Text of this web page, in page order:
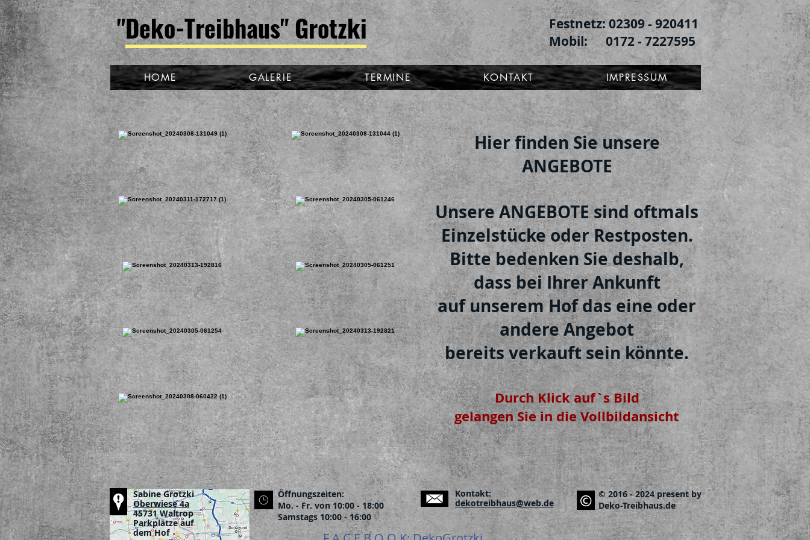
"Deko-Treibhaus" Grotzki
Festnetz: 02309 - 920411
Mobil: 0172 - 7227595
HOME GALERIE TERMINE KONTAKT IMPRESSUM
Hier finden Sie unsere
ANGEBOTE
Unsere ANGEBOTE sind oftmals
Einzelstücke oder Restposten.
Bitte bedenken Sie deshalb,
dass bei Ihrer Ankunft
auf unserem Hof das eine oder
andere Angebot
bereits verkauft sein könnte.
Durch Klick auf`s Bild
gelangen Sie in die Vollbildansicht
Sabine Grotzki
Oberwiese 4a
45731 Waltrop
Parkplätze auf
dem Hof
Öffnungszeiten:
Mo. - Fr. von 10:00 - 18:00
Samstags 10:00 - 16:00
Kontakt:
dekotreibhaus@web.de
© 2016 - 2024 present by
Deko-Treibhaus.de